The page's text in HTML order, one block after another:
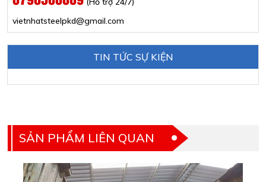
vietnhatsteelpkd@gmail.com
TIN TỨC SỰ KIỆN
SẢN PHẨM LIÊN QUAN